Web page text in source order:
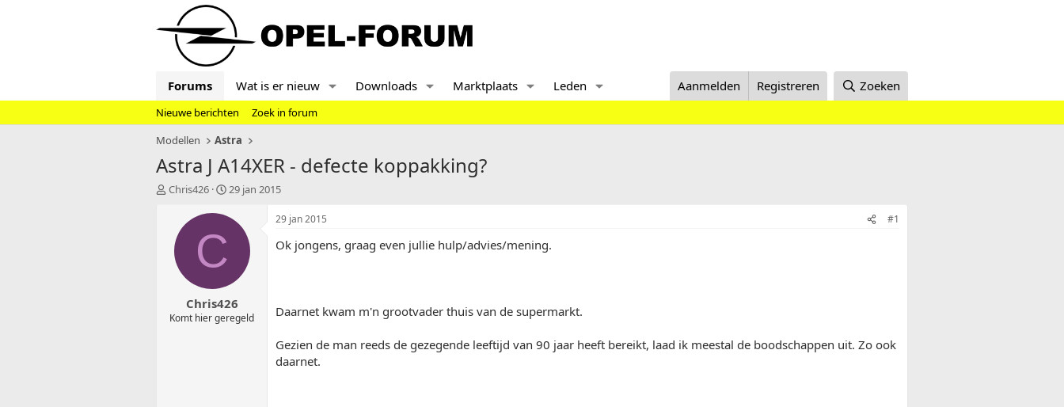
Forums Wat is er nieuw Downloads Marktplaats Leden Aanmelden Registreren Zoeken
Nieuwe berichten
Zoek in forum
Modellen
Astra
Astra J A14XER - defecte koppakking?
T
t
Chris426
S
a
t
u
m
29 jan 2015
C
Chris426
Komt hier geregeld
29 jan 2015 #1
Ok jongens, graag even jullie hulp/advies/mening.
Daarnet kwam m'n grootvader thuis van de supermarkt.
Gezien de man reeds de gezegende leeftijd van 90 jaar heeft bereikt, laad ik meestal de boodschappen uit. Zo ook
daarnet.